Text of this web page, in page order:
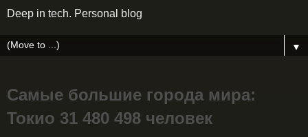
Deep in tech. Personal blog
▼
Самые большие города мира:
Токио 31 480 498 человек